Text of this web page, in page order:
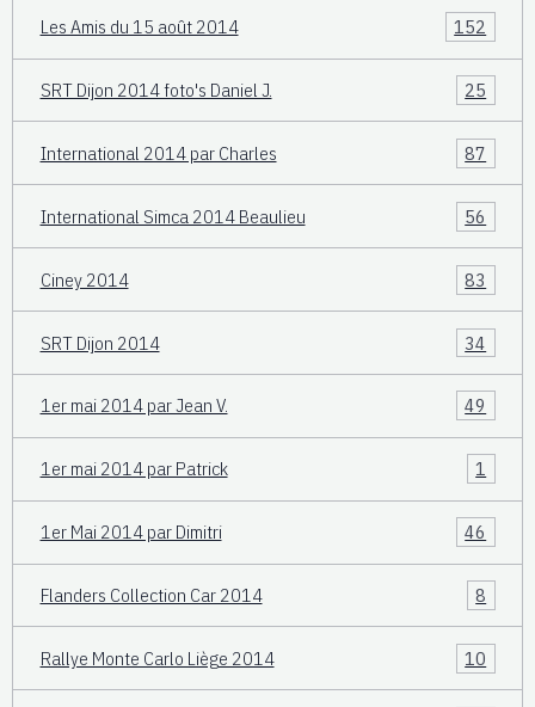
Les Amis du 15 août 2014 152
SRT Dijon 2014 foto's Daniel J. 25
International 2014 par Charles 87
International Simca 2014 Beaulieu 56
Ciney 2014 83
SRT Dijon 2014 34
1er mai 2014 par Jean V. 49
1er mai 2014 par Patrick 1
1er Mai 2014 par Dimitri 46
Flanders Collection Car 2014 8
Rallye Monte Carlo Liège 2014 10